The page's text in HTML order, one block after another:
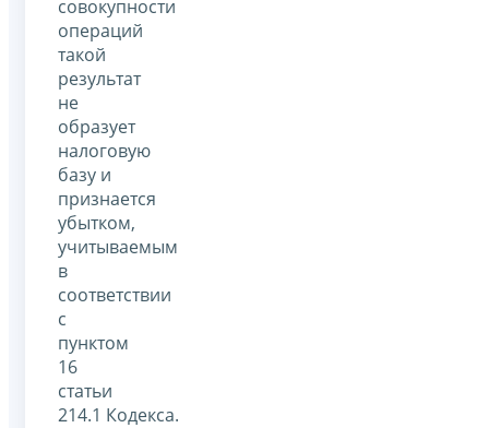
совокупности
операций
такой
результат
не
образует
налоговую
базу и
признается
убытком,
учитываемым
в
соответствии
с
пунктом
16
статьи
214.1 Кодекса.